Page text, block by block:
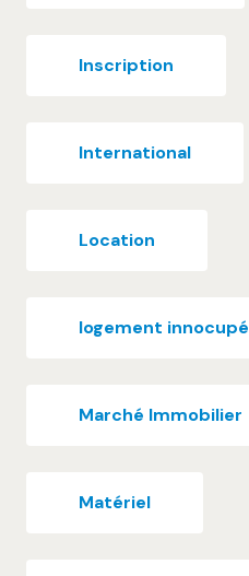
Inscription
International
Location
logement innocupé
Marché Immobilier
Matériel